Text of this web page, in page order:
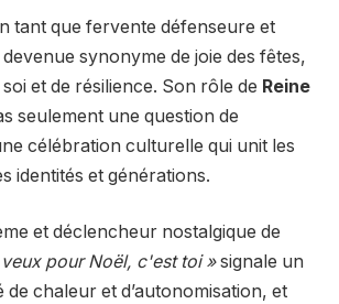
tant que fervente défenseure et
synonyme de joie des fêtes,
et de résilience. Son rôle de Reine
seulement une question de
célébration culturelle qui unit les
identités et générations.
et déclencheur nostalgique de
pour Noël, c'est toi »signale un
de chaleur et d’autonomisation, et